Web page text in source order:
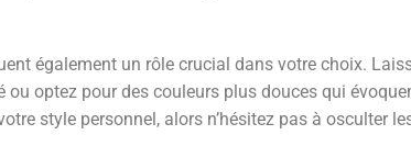
également un rôle crucial dans votre choix.
ou optez pour des couleurs plus douces qui
style personnel, alors n’hésitez pas à osculter